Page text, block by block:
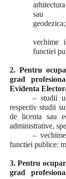
vechime
functiei
2. Pentru
grad
Evidenta
– studii
respectiv studii
de licenta sau
administrative,
–
functiei publice:
3. Pentru
grad